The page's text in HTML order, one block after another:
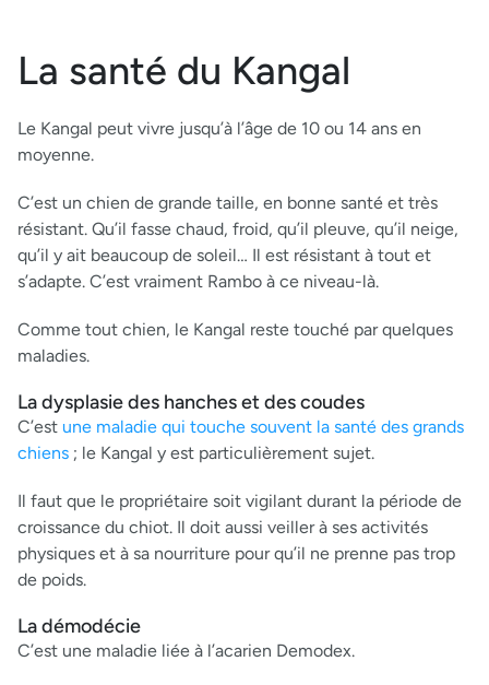
La santé du Kangal
Le Kangal peut vivre jusqu’à l’âge de 10 ou 14 ans en
moyenne.
C’est un chien de grande taille, en bonne santé et très
résistant. Qu’il fasse chaud, froid, qu’il pleuve, qu’il neige,
qu’il y ait beaucoup de soleil… Il est résistant à tout et
s’adapte. C’est vraiment Rambo à ce niveau-là.
Comme tout chien, le Kangal reste touché par quelques
maladies.
La dysplasie des hanches et des coudes
C’est une maladie qui touche souvent la santé des grands
chiens ; le Kangal y est particulièrement sujet.
Il faut que le propriétaire soit vigilant durant la période de
croissance du chiot. Il doit aussi veiller à ses activités
physiques et à sa nourriture pour qu’il ne prenne pas trop
de poids.
La démodécie
C’est une maladie liée à l’acarien Demodex.